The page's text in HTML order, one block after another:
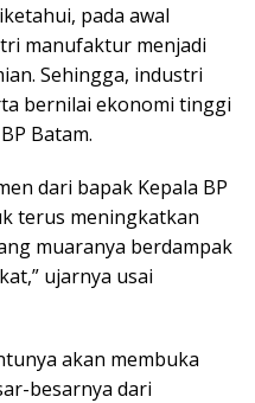
pada awal
manufaktur menjadi
Sehingga, industri
bernilai ekonomi tinggi
Batam.
dari bapak Kepala BP
terus meningkatkan
muaranya berdampak
ujarnya usai
akan membuka
besarnya dari